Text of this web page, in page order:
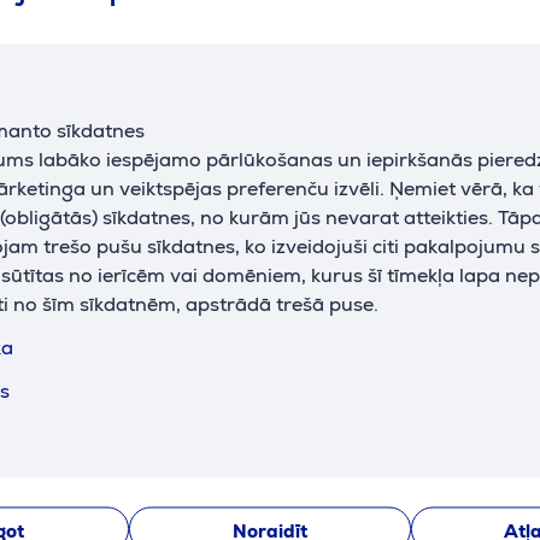
sīkdatnes
labāko iespējamo pārlūkošanas un iepirkšanās
un veiktspējas preferenču izvēli. Ņemiet vērā,
sīkdatnes, no kurām jūs nevarat atteikties.
trešo pušu sīkdatnes, ko izveidojuši citi pakalpojumu
sūtītas no ierīcēm vai domēniem, kurus šī tīmekļa lapa
no šīm sīkdatnēm, apstrādā trešā puse.
Noraidīt
Cable DVI
Hama High Speed ​​